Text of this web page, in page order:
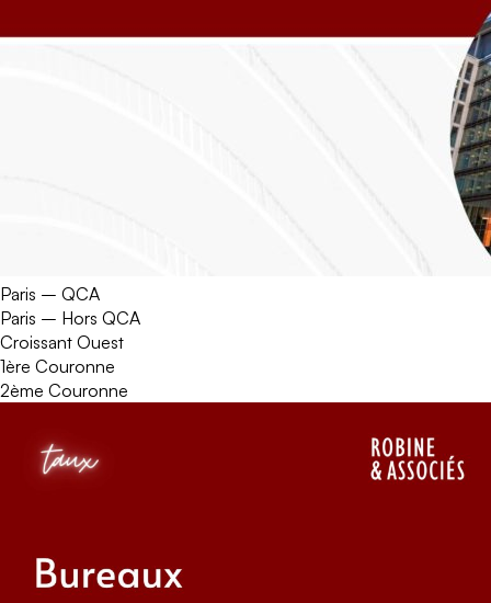
Paris – QCA
Paris – Hors QCA
Croissant Ouest
1ère Couronne
2ème Couronne